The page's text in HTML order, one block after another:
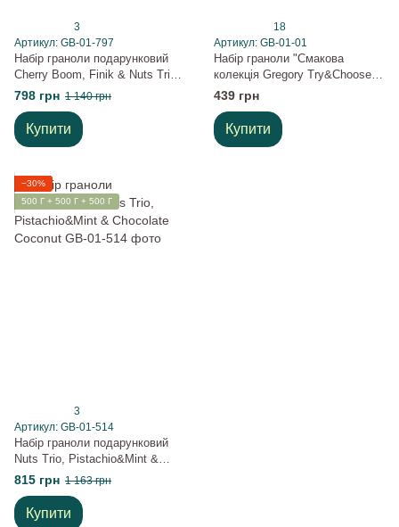
3
Артикул: GB-01-797
Набір граноли подарунковий
Cherry Boom, Finik & Nuts Trio
Gregory Mill
798 грн 1 140 грн
Купити
18
Артикул: GB-01-01
Набір граноли "Смакова
колекція Gregory Try&Choose
10" 500 г
439 грн
Купити
−30%
500 Г + 500 Г + 500 Г
3
Артикул: GB-01-514
Набір граноли подарунковий
Nuts Trio, Pistachio&Mint &
Chocolate Coconut
815 грн 1 163 грн
Купити